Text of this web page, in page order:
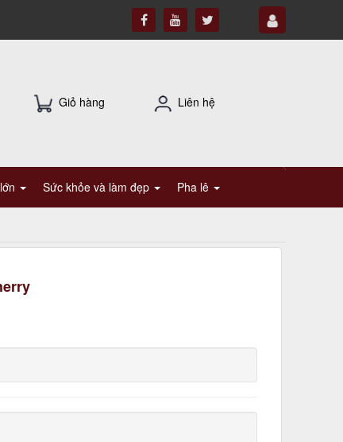
Giỏ hàng Liên hệ
Sức khỏe và làm đẹp Pha lê